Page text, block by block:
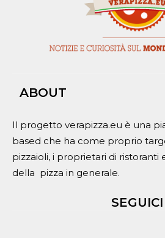
ABOUT
Il progetto verapizza.eu è una
based che ha come proprio
pizzaioli, i proprietari di ristoranti
della pizza in generale.
SEGUICI